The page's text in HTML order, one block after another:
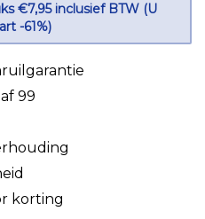
€7,95 inclusief BTW (U
-61%)
99
korting